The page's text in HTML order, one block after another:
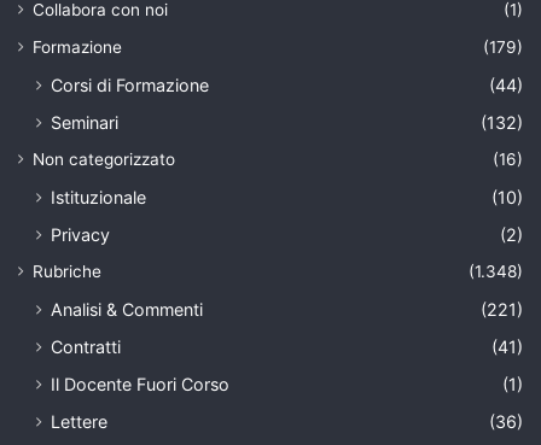
Collabora con noi
(1)
Formazione
(179)
Corsi di Formazione
(44)
Seminari
(132)
Non categorizzato (16)
Istituzionale
(10)
Privacy
(2)
Rubriche (1.348)
Analisi & Commenti
(221)
Contratti
(41)
Il Docente Fuori Corso
(1)
Lettere
(36)